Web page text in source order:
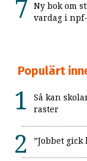
Ny bok om
vardag i
Populärt
Så kan
raster
”Jobbet